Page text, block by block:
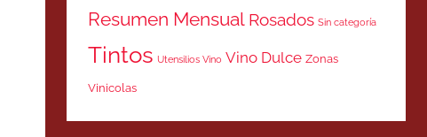
Resumen Mensual Rosados Sin categoría
Tintos Utensilios Vino Vino Dulce Zonas
Vinicolas